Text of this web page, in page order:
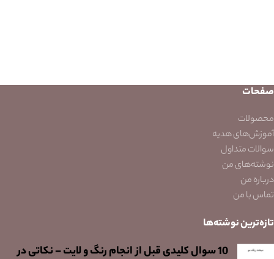
صفحات
محصولات
آموزش‌های هدیه
سوالات متداول
نوشته‌های من
درباره من
تماس با من
تازه‌ترین نوشته‌ها
10 سوال کلیدی قبل از انجام رنگ و لایت – نکاتی در